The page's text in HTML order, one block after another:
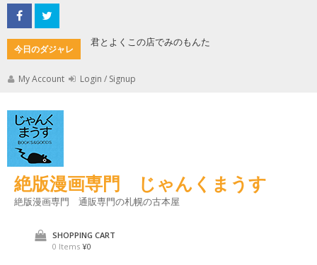
Skip
to
content
今日のダジャレ
君とよくこの店でみのもんた
My Account Login / Signup
絶版漫画専門 じゃんくまうす
絶版漫画専門 通販専門の札幌の古本屋
SHOPPING CART
0 Items ¥0